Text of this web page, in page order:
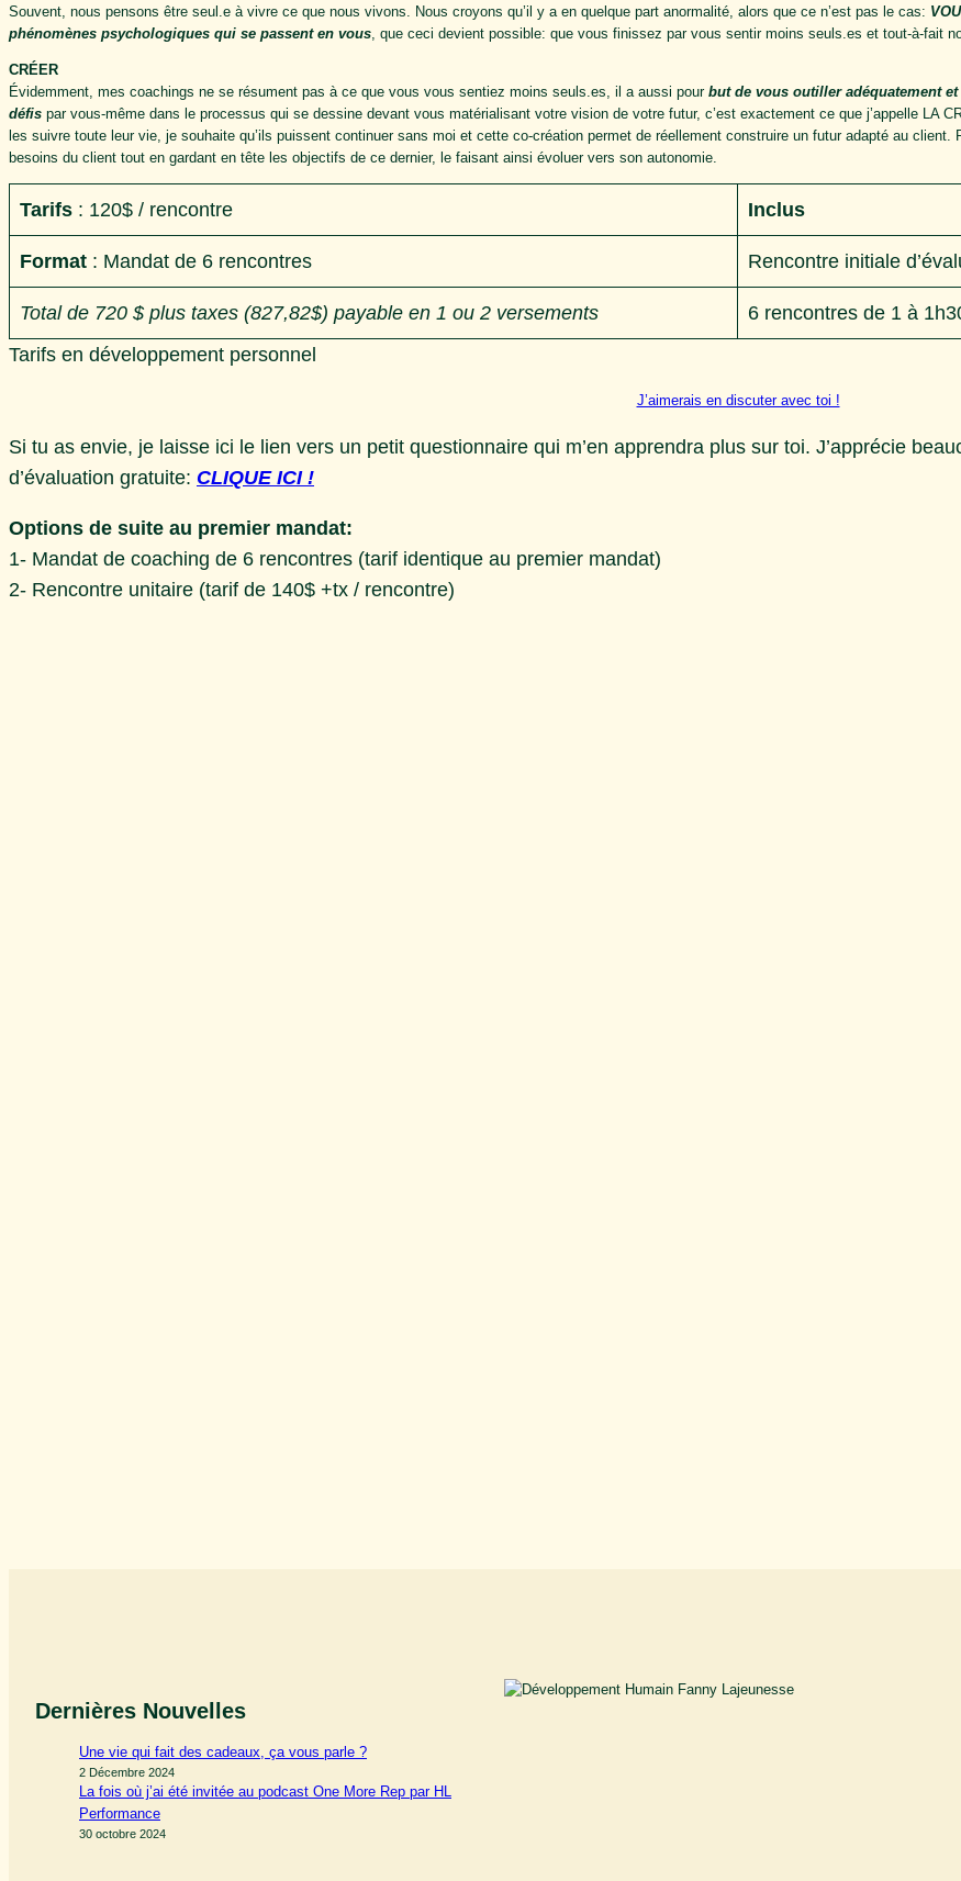
Souvent, nous pensons être seul.e à vivre ce que nous vivons. Nous croyons qu’il y a en quelque part anormalité, alors que ce n’est pas le cas:
phénomènes psychologiques qui se passent en vous, que ceci devient possible: que vous finissez par vous sentir moins seuls.es et tout-à-fait
CRÉER
Évidemment, mes coachings ne se résument pas à ce que vous vous sentiez moins seuls.es, il a aussi pour but de vous outiller adéquatement
défis par vous-même dans le processus qui se dessine devant vous matérialisant votre vision de votre futur, c’est exactement ce que j’appelle LA
les suivre toute leur vie, je souhaite qu’ils puissent continuer sans moi et cette co-création permet de réellement construire un futur adapté au client.
besoins du client tout en gardant en tête les objectifs de ce dernier, le faisant ainsi évoluer vers son autonomie.
Tarifs : 120$ / rencontre Inclus
Format : Mandat de 6 rencontres Rencontre initiale
Total de 720 $ plus taxes (827,82$) payable en 1 ou 2 versements
6 rencontres de 1 à
Tarifs en développement personnel
J’aimerais en discuter avec toi !
Si tu as envie, je laisse ici le lien vers un petit questionnaire qui m’en apprendra plus sur toi. J’apprécie
d’évaluation gratuite: CLIQUE ICI !
Options de suite au premier mandat:
1- Mandat de coaching de 6 rencontres (tarif identique au premier mandat)
2- Rencontre unitaire (tarif de 140$ +tx / rencontre)
Dernières Nouvelles
Une vie qui fait des cadeaux, ça vous parle ?
2 Décembre 2024
La fois où j’ai été invitée au podcast One More Rep par HL
Performance
30 octobre 2024